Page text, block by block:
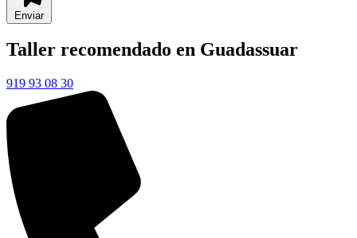
Enviar
Taller recomendado en Guadassuar
919 93 08 30